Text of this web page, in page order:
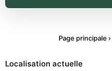
Page principale ›
Localisation actuelle